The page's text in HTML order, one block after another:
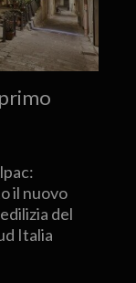
il nuovo
del
Italia